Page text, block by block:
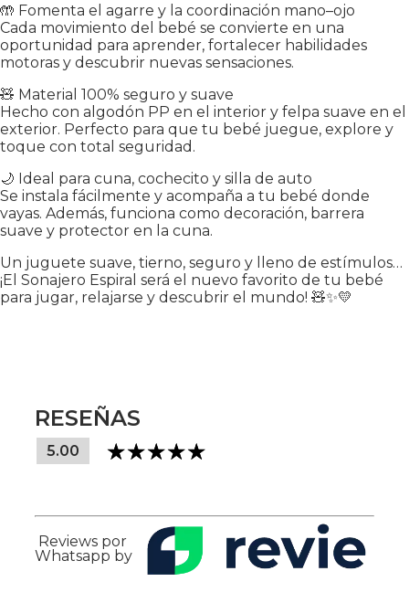
🤲 Fomenta el agarre y la coordinación mano–ojo
Cada movimiento del bebé se convierte en una
oportunidad para aprender, fortalecer habilidades
motoras y descubrir nuevas sensaciones.
🧸 Material 100% seguro y suave
Hecho con algodón PP en el interior y felpa suave en el
exterior. Perfecto para que tu bebé juegue, explore y
toque con total seguridad.
🌙 Ideal para cuna, cochecito y silla de auto
Se instala fácilmente y acompaña a tu bebé donde
vayas. Además, funciona como decoración, barrera
suave y protector en la cuna.
Un juguete suave, tierno, seguro y lleno de estímulos…
¡El Sonajero Espiral será el nuevo favorito de tu bebé
para jugar, relajarse y descubrir el mundo! 🧸✨💛
RESEÑAS
5.00
Reviews por
Whatsapp by